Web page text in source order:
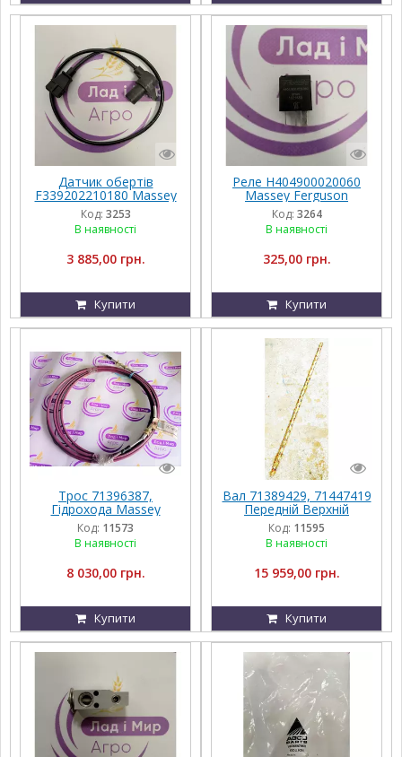
Датчик обертів
F339202210180 Massey
Ferguson
Код: 3253
В наявності
3 885,00 грн.
Купити
Реле H404900020060
Massey Ferguson
Код: 3264
В наявності
325,00 грн.
Купити
Трос 71396387,
Гідрохода Massey
Ferguson 9690
Код: 11573
В наявності
8 030,00 грн.
Купити
Вал 71389429, 71447419
Передній Верхній
Приводу Грохота
Massey Ferguson
Код: 11595
В наявності
15 959,00 грн.
Купити